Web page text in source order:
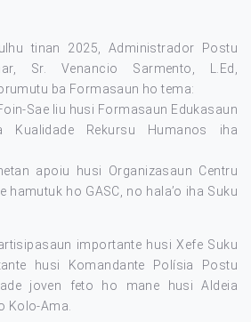
tinan 2025, Administrador Postu
Sr. Venancio Sarmento, L.Ed,
ba Formasaun ho tema:
Sae liu husi Formasaun Edukasaun
Kualidade Rekursu Humanos iha
apoiu husi Organizasaun Centru
hamutuk ho GASC, no hala’o iha Suku
importante husi Xefe Suku
husi Komandante Polísia Postu
joven feto ho mane husi Aldeia
Kolo-Ama.